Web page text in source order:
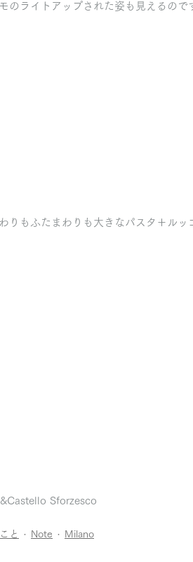
モのライトアップされた姿も見えるの
りもふたまわりも大きなパスタ＋ルッ
Sforzesco
と Note Milano